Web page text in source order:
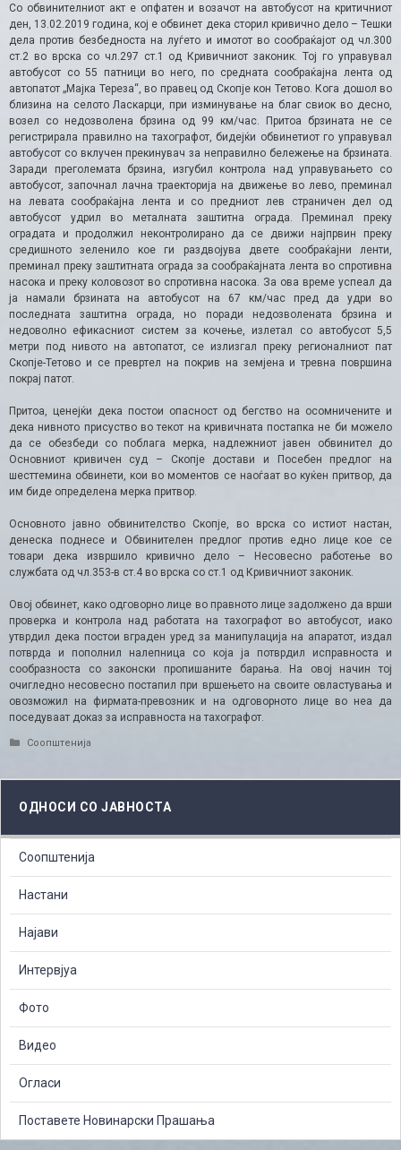
Со обвинителниот акт е опфатен и возачот на автобусот на критичниот
ден, 13.02.2019 година, кој е обвинет дека сторил кривично дело – Тешки
дела против безбедноста на луѓето и имотот во сообраќајот од чл.300
ст.2 во врска со чл.297 ст.1 од Кривичниот законик. Тој го управувал
автобусот со 55 патници во него, по средната сообраќајна лента од
автопатот „Мајка Тереза“, во правец од Скопје кон Тетово. Кога дошол во
близина на селото Ласкарци, при изминување на благ свиок во десно,
возел со недозволена брзина од 99 км/час. Притоа брзината не се
регистрирала правилно на тахографот, бидејќи обвинетиот го управувал
автобусот со вклучен прекинувач за неправилно бележење на брзината.
Заради преголемата брзина, изгубил контрола над управувањето со
автобусот, започнал лачна траекторија на движење во лево, преминал
на левата сообраќајна лента и со предниот лев страничен дел од
автобусот удрил во металната заштитна ограда. Преминал преку
оградата и продолжил неконтролирано да се движи најпрвин преку
средишното зеленило кое ги раздвојува двете сообраќајни ленти,
преминал преку заштитната ограда за сообраќајната лента во спротивна
насока и преку коловозот во спротивна насока. За ова време успеал да
ја намали брзината на автобусот на 67 км/час пред да удри во
последната заштитна ограда, но поради недозволената брзина и
недоволно ефикасниот систем за кочење, излетал со автобусот 5,5
метри под нивото на автопатот, се излизгал преку регионалниот пат
Скопје-Тетово и се превртел на покрив на земјена и тревна површина
покрај патот.
Притоа, ценејќи дека постои опасност од бегство на осомничените и
дека нивното присуство во текот на кривичната постапка не би можело
да се обезбеди со поблага мерка, надлежниот јавен обвинител до
Основниот кривичен суд – Скопје достави и Посебен предлог на
шесттемина обвинети, кои во моментов се наоѓаат во куќен притвор, да
им биде определена мерка притвор.
Основното јавно обвинителство Скопје, во врска со истиот настан,
денеска поднесе и Обвинителен предлог против едно лице кое се
товари дека извршило кривично дело – Несовесно работење во
службата од чл.353-в ст.4 во врска со ст.1 од Кривичниот законик.
Овој обвинет, како одговорно лице во правното лице задолжено да врши
проверка и контрола над работата на тахографот во автобусот, иако
утврдил дека постои вграден уред за манипулација на апаратот, издал
потврда и пополнил налепница со која ја потврдил исправноста и
сообразноста со законски пропишаните барања. На овој начин тој
очигледно несовесно постапил при вршењето на своите овластувања и
овозможил на фирмата-превозник и на одговорното лице во неа да
поседуваат доказ за исправноста на тахографот.
Categories
Соопштенија
ОДНОСИ СО ЈАВНОСТА
Соопштенија
Настани
Најави
Интервјуа
Фото
Видео
Огласи
Поставете Новинарски Прашања